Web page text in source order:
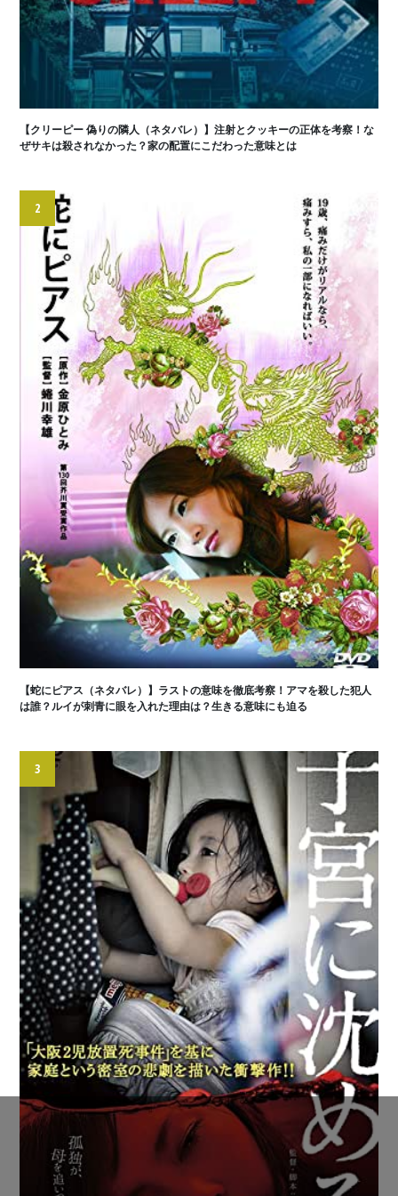
【クリーピー 偽りの隣人（ネタバレ）】注射とクッキーの正体を考察！な
ぜサキは殺されなかった？家の配置にこだわった意味とは
2
【蛇にピアス（ネタバレ）】ラストの意味を徹底考察！アマを殺した犯人
は誰？ルイが刺青に眼を入れた理由は？生きる意味にも迫る
3